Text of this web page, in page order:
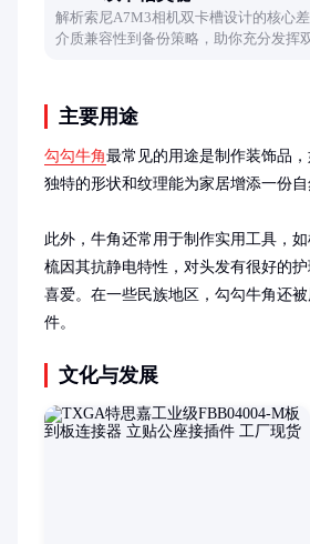
解析索尼A7M3相机双卡槽设计的核心
介质兼容性到备份策略，助你充分发挥
主要用途
勾勾牛角最常见的用途是制作装饰品
独特的形状和纹理能为家居增添一份自
此外，牛角还常用于制作实用工具，
梳因其抗静电特性，对头发有很好的
喜爱。在一些民族地区，勾勾牛角还
件。
文化与发展